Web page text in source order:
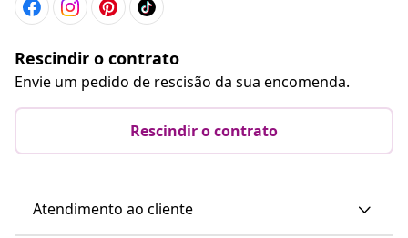
Rescindir o contrato
Envie um pedido de rescisão da sua encomenda.
Rescindir o contrato
Atendimento ao cliente